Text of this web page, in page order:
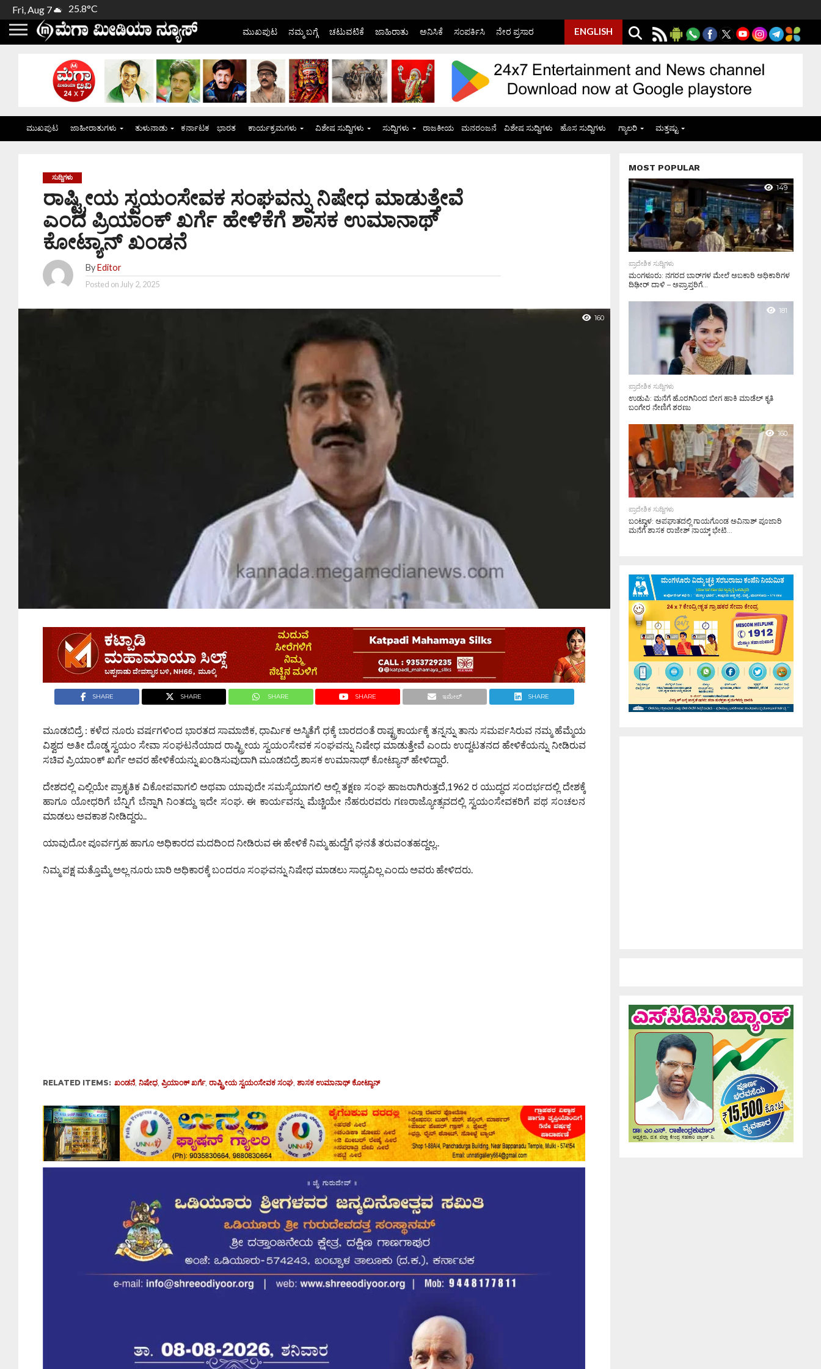
Fri, Aug 7 25.8°C
ಮುಖಪುಟ ನಮ್ಮ ಬಗ್ಗೆ ಚಟುವಟಿಕೆ ಜಾಹಿರಾತು ಅನಿಸಿಕೆ ಸಂಪರ್ಕಿಸಿ ನೇರ ಪ್ರಸಾರ ENGLISH
ಮುಖಪುಟ ಜಾಹೀರಾತುಗಳು ತುಳುನಾಡು ಕರ್ನಾಟಕ ಭಾರತ ಕಾರ್ಯಕ್ರಮಗಳು ವಿಶೇಷ ಸುದ್ದಿಗಳು ಸುದ್ದಿಗಳು ರಾಜಕೀಯ ಮನರಂಜನೆ ವಿಶೇಷ ಸುದ್ದಿಗಳು ಹೊಸ ಸುದ್ದಿಗಳು ಗ್ಯಾಲರಿ ಮತ್ತಷ್ಟು
ಸುದ್ದಿಗಳು
ರಾಷ್ಟ್ರೀಯ ಸ್ವಯಂಸೇವಕ ಸಂಘವನ್ನು ನಿಷೇಧ ಮಾಡುತ್ತೇವೆ
ಎಂದ ಪ್ರಿಯಾಂಕ್ ಖರ್ಗೆ ಹೇಳಿಕೆಗೆ ಶಾಸಕ ಉಮಾನಾಥ್
ಕೋಟ್ಯಾನ್ ಖಂಡನೆ
By Editor
Posted on July 2, 2025
160
SHARE SHARE SHARE SHARE ಇಮೇಲ್ SHARE
ಮೂಡಬಿದ್ರೆ : ಕಳೆದ ನೂರು ವರ್ಷಗಳಿಂದ ಭಾರತದ ಸಾಮಾಜಿಕ, ಧಾರ್ಮಿಕ ಅಸ್ಮಿತೆಗೆ ಧಕ್ಕೆ ಬಾರದಂತೆ ರಾಷ್ಟ್ರಕಾರ್ಯಕ್ಕೆ ತನ್ನನ್ನು ತಾನು ಸಮರ್ಪಸಿರುವ ನಮ್ಮ ಹೆಮ್ಮೆಯ
ವಿಶ್ವದ ಅತೀ ದೊಡ್ಡ ಸ್ವಯಂ ಸೇವಾ ಸಂಘಟನೆಯಾದ ರಾಷ್ಟ್ರೀಯ ಸ್ವಯಂಸೇವಕ ಸಂಘವನ್ನು ನಿಷೇಧ ಮಾಡುತ್ತೇವೆ ಎಂದು ಉದ್ದಟತನದ ಹೇಳಿಕೆಯನ್ನು ನೀಡಿರುವ
ಸಚಿವ ಪ್ರಿಯಾಂಕ್ ಖರ್ಗೆ ಅವರ ಹೇಳಿಕೆಯನ್ನು ಖಂಡಿಸುವುದಾಗಿ ಮೂಡಬಿದ್ರೆ ಶಾಸಕ ಉಮಾನಾಥ್ ಕೋಟ್ಯಾನ್ ಹೇಳಿದ್ದಾರೆ.
ದೇಶದಲ್ಲಿ ಎಲ್ಲಿಯೇ ಪ್ರಾಕೃತಿಕ ವಿಕೋಪವಾಗಲಿ ಅಥವಾ ಯಾವುದೇ ಸಮಸ್ಯೆಯಾಗಲಿ ಅಲ್ಲಿ ತಕ್ಷಣ ಸಂಘ ಹಾಜರಾಗಿರುತ್ತದೆ,1962 ರ ಯುದ್ಧದ ಸಂದರ್ಭದಲ್ಲಿ ದೇಶಕ್ಕೆ
ಹಾಗೂ ಯೋಧರಿಗೆ ಬೆನ್ನಿಗೆ ಬೆನ್ನಾಗಿ ನಿಂತದ್ದು ಇದೇ ಸಂಘ. ಈ ಕಾರ್ಯವನ್ನು ಮೆಚ್ಚಿಯೇ ನೆಹರುರವರು ಗಣರಾಜ್ಯೋತ್ಸವದಲ್ಲಿ ಸ್ವಯಂಸೇವಕರಿಗೆ ಪಥ ಸಂಚಲನ
ಮಾಡಲು ಅವಕಾಶ ನೀಡಿದ್ದರು..
ಯಾವುದೋ ಪೂರ್ವಗ್ರಹ ಹಾಗೂ ಅಧಿಕಾರದ ಮದದಿಂದ ನೀಡಿರುವ ಈ ಹೇಳಿಕೆ ನಿಮ್ಮ ಹುದ್ದೆಗೆ ಘನತೆ ತರುವಂತಹದ್ದಲ್ಲ..
ನಿಮ್ಮ ಪಕ್ಷ ಮತ್ತೊಮ್ಮೆ ಅಲ್ಲ ನೂರು ಬಾರಿ ಅಧಿಕಾರಕ್ಕೆ ಬಂದರೂ ಸಂಘವನ್ನು ನಿಷೇಧ ಮಾಡಲು ಸಾಧ್ಯವಿಲ್ಲ ಎಂದು ಅವರು ಹೇಳಿದರು.
RELATED ITEMS: ಖಂಡನೆ,ನಿಷೇಧ,ಪ್ರಿಯಾಂಕ್ ಖರ್ಗೆ,ರಾಷ್ಟ್ರೀಯ ಸ್ವಯಂಸೇವಕ ಸಂಘ,ಶಾಸಕ ಉಮಾನಾಥ್ ಕೋಟ್ಯಾನ್
MOST POPULAR
149
ಪ್ರಾದೇಶಿಕ ಸುದ್ದಿಗಳು
ಮಂಗಳೂರು: ನಗರದ ಬಾರ್‌ಗಳ ಮೇಲೆ ಅಬಕಾರಿ ಅಧಿಕಾರಿಗಳ
ದಿಢೀರ್ ದಾಳಿ – ಅಪ್ರಾಪ್ತರಿಗೆ...
181
ಪ್ರಾದೇಶಿಕ ಸುದ್ದಿಗಳು
ಉಡುಪಿ: ಮನೆಗೆ ಹೊರಗಿನಿಂದ ಬೀಗ ಹಾಕಿ ಮಾಡೆಲ್ ಕೃತಿ
ಬಂಗೇರ ನೇಣಿಗೆ ಶರಣು
160
ಪ್ರಾದೇಶಿಕ ಸುದ್ದಿಗಳು
ಬಂಟ್ವಾಳ: ಅಪಘಾತದಲ್ಲಿ ಗಾಯಗೊಂಡ ಅವಿನಾಶ್ ಪೂಜಾರಿ
ಮನೆಗೆ ಶಾಸಕ ರಾಜೇಶ್ ನಾಯ್ಕ್ ಭೇಟಿ...